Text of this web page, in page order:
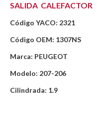
SALIDA CALEFACTOR
Código YACO: 2321
Código OEM: 1307NS
Marca: PEUGEOT
Modelo: 207-206
Cilindrada: 1.9